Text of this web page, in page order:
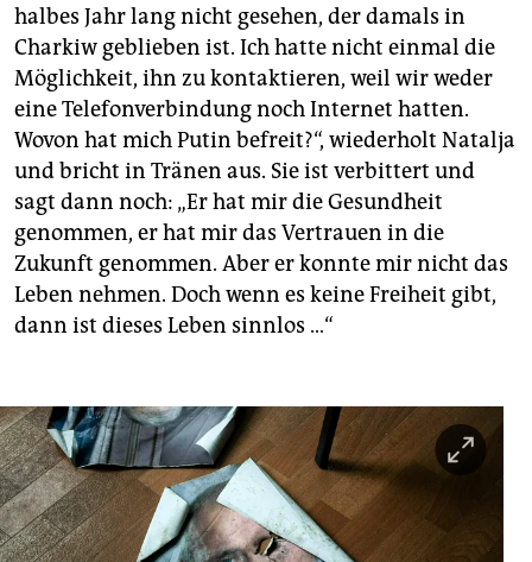
halbes Jahr lang nicht gesehen, der damals in
Charkiw geblieben ist. Ich hatte nicht einmal die
Möglichkeit, ihn zu kontaktieren, weil wir weder
eine Telefonverbindung noch Internet hatten.
Wovon hat mich Putin befreit?“, wiederholt Natalja
und bricht in Tränen aus. Sie ist verbittert und
sagt dann noch: „Er hat mir die Gesundheit
genommen, er hat mir das Vertrauen in die
Zukunft genommen. Aber er konnte mir nicht das
Leben nehmen. Doch wenn es keine Freiheit gibt,
dann ist dieses Leben sinnlos …“